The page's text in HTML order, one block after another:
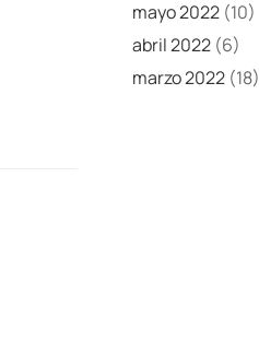
mayo 2022 (10)
abril 2022 (6)
marzo 2022 (18)